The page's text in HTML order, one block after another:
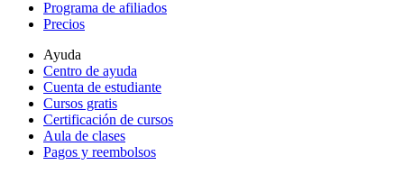
Programa de afiliados
Precios
Ayuda
Centro de ayuda
Cuenta de estudiante
Cursos gratis
Certificación de cursos
Aula de clases
Pagos y reembolsos